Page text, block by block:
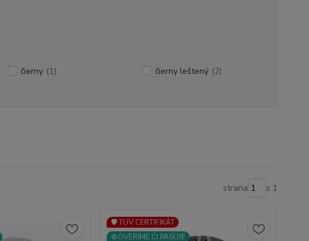
čierny (1) čierny leštený (2)
strana z 1
🛡️ TÜV CERTIFIKÁT
⚙️OVERÍME ČI PASUJE